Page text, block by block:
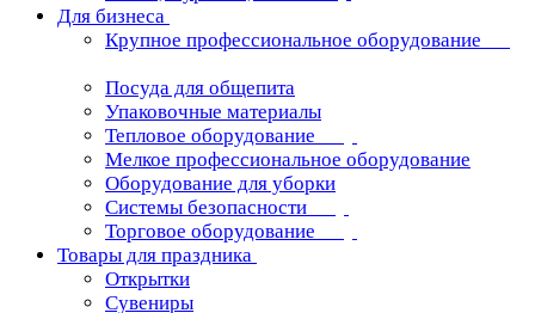
Для бизнеса
Крупное профессиональное оборудование
Посуда для общепита
Упаковочные материалы
Тепловое оборудование
Мелкое профессиональное оборудование
Оборудование для уборки
Системы безопасности
Торговое оборудование
Товары для праздника
Открытки
Сувениры